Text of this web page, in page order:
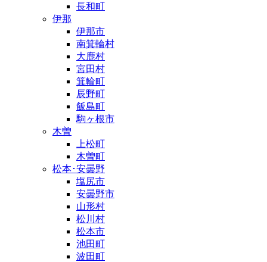
長和町
伊那
伊那市
南箕輪村
大鹿村
宮田村
箕輪町
辰野町
飯島町
駒ヶ根市
木曽
上松町
木曽町
松本･安曇野
塩尻市
安曇野市
山形村
松川村
松本市
池田町
波田町